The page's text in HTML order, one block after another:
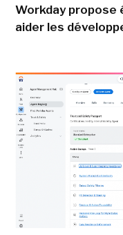
Workday propose
aider les